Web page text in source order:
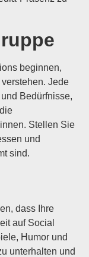
beginnen,
Jede
Bedürfnisse,
Stellen Sie
und
sind.
dass Ihre
auf Social
Humor und
unterhalten und